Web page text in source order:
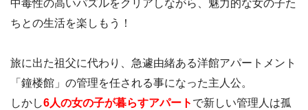
中毒性の高いパズルをクリアしながら、魅力的な女の子た
ちとの生活を楽しもう！
旅に出た祖父に代わり、急遽由緒ある洋館アパートメント
「鐘楼館」の管理を任される事になった主人公。
しかし6人の女の子が暮らすアパート で新しい管理人は孤